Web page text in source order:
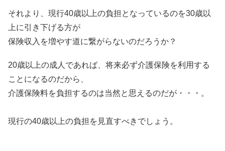
それより、現行40歳以上の負担となっているのを30歳以
上に引き下げる方が
保険収入を増やす道に繋がらないのだろうか？
20歳以上の成人であれば、将来必ず介護保険を利用する
ことになるのだから、
介護保険料を負担するのは当然と思えるのだが・・・。
現行の40歳以上の負担を見直すべきでしょう。